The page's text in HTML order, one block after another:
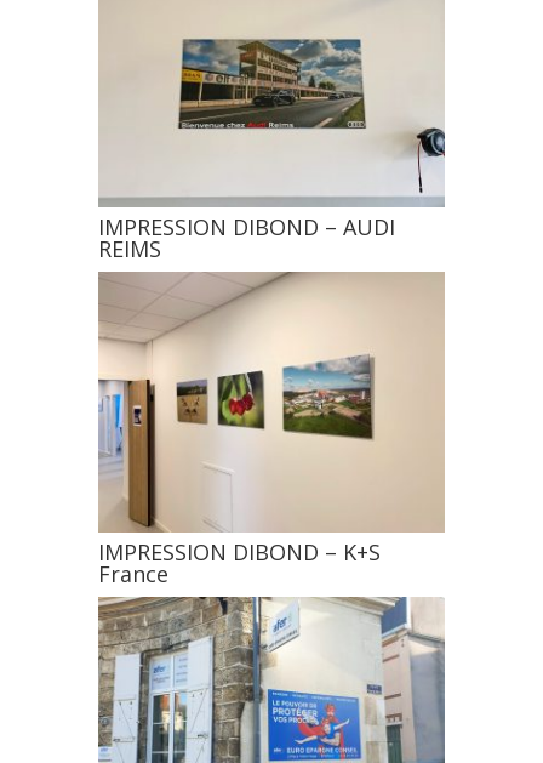
IMPRESSION DIBOND – AUDI
REIMS
IMPRESSION DIBOND – K+S
France